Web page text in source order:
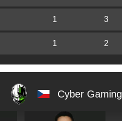
1 3
1 2
Cyber Gaming